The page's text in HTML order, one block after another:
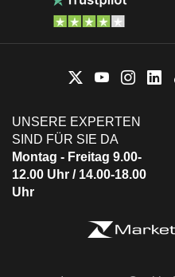
UNSERE EXPERTEN
SIND FÜR SIE DA
Montag - Freitag 9.00-
12.00 Uhr / 14.00-18.00
Uhr